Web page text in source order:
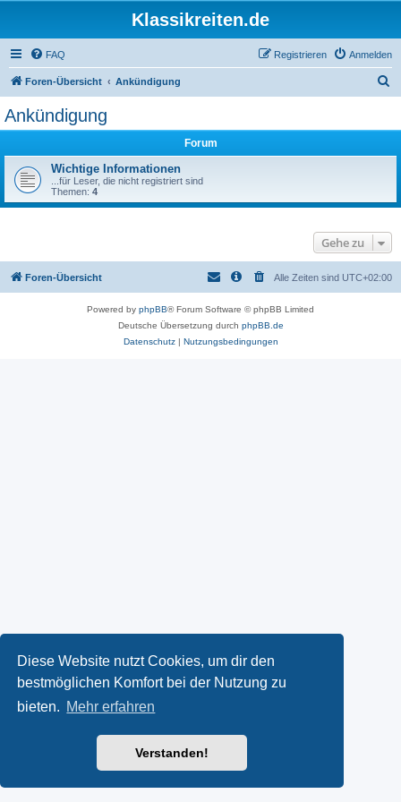
Diese Website nutzt Cookies, um dir den
bestmöglichen Komfort bei der Nutzung zu
bieten. Mehr erfahren
Verstanden!
Klassikreiten.de
FAQ Anmelden
Registrieren
Foren-Übersicht Ankündigung
Ankündigung
Forum
Wichtige Informationen
...für Leser, die nicht registriert sind
Themen: 4
Gehe zu
Foren-Übersicht Alle Zeiten sind UTC+02:00
Powered by phpBB® Forum Software © phpBB Limited
Deutsche Übersetzung durch phpBB.de
Datenschutz| Nutzungsbedingungen